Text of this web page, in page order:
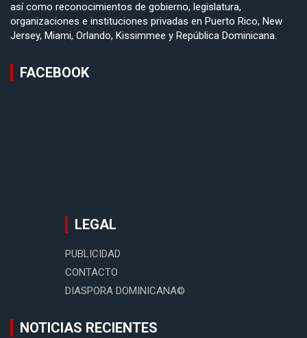
así como reconocimientos de gobierno, legislatura,
organizaciones e instituciones privadas en Puerto Rico, New
Jersey, Miami, Orlando, Kissimmee y República Dominicana.
FACEBOOK
LEGAL
PUBLICIDAD
CONTACTO
DIASPORA DOMINICANA©
NOTICIAS RECIENTES